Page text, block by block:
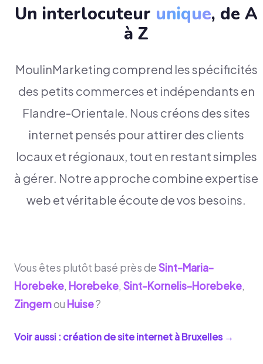
Un interlocuteur unique, de A
à Z
MoulinMarketing comprend les spécificités
des petits commerces et indépendants en
Flandre-Orientale. Nous créons des sites
internet pensés pour attirer des clients
locaux et régionaux, tout en restant simples
à gérer. Notre approche combine expertise
web et véritable écoute de vos besoins.
Vous êtes plutôt basé près deSint-Maria-
Horebeke, Horebeke, Sint-Kornelis-Horebeke,
Zingemou Huise?
Voir aussi : création de site internet àBruxelles→